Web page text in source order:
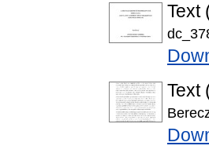
Text
Text